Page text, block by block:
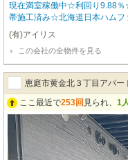
現在満室稼働中☆利回り9.88
帯施工済み☆北海道日本ハムフ
収益物件☆
(有)アイリス
この会社の全物件を見る
恵庭市黄金北３丁目アパー
ここ最近で253回 見られ、 1